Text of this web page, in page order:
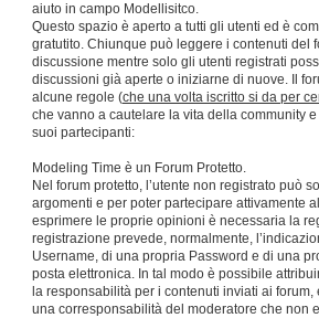
aiuto in campo Modellisitco.
Questo spazio è aperto a tutti gli utenti ed è
gratutito. Chiunque può leggere i contenuti del
discussione mentre solo gli utenti registrati
discussioni già aperte o iniziarne di nuove. Il
alcune regole (che una volta iscritto si da per
che vanno a cautelare la vita della community
suoi partecipanti:
Modeling Time è un Forum Protetto.
Nel forum protetto, l’utente non registrato può
argomenti e per poter partecipare attivamente
esprimere le proprie opinioni è necessaria la
registrazione prevede, normalmente,
Username, di una propria Password e di una
posta elettronica. In tal modo è possibile
la responsabilità per i contenuti inviati ai
una corresponsabilità del moderatore che non